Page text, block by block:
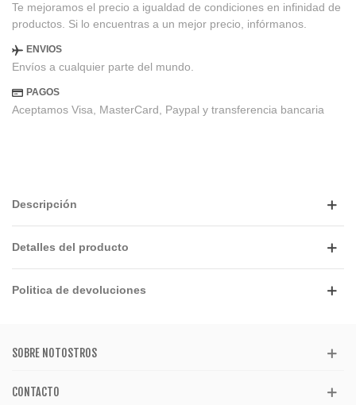
Te mejoramos el precio a igualdad de condiciones en infinidad de
productos. Si lo encuentras a un mejor precio, infórmanos.
ENVIOS
Envíos a cualquier parte del mundo.
PAGOS
Aceptamos Visa, MasterCard, Paypal y transferencia bancaria
Descripción
Detalles del producto
Politica de devoluciones
SOBRE NOTOSTROS
CONTACTO